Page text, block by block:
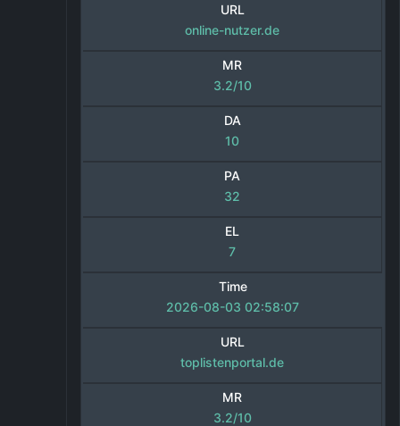
URL
online-nutzer.de
MR
3.2/10
DA
10
PA
32
EL
7
Time
2026-08-03 02:58:07
URL
toplistenportal.de
MR
3.2/10